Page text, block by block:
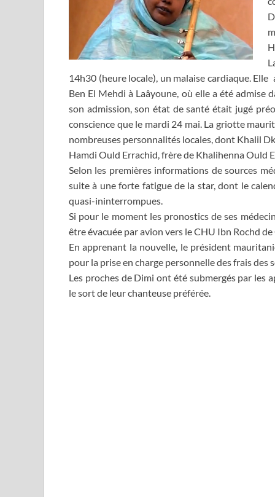
14h30 (heure locale), un malaise cardiaque.
Ben El Mehdi à Laâyoune, où elle a été admise
son admission, son état de santé était jugé
conscience que le mardi 24 mai. La griotte
nombreuses personnalités locales, dont Khalil
Hamdi Ould Errachid, frère de Khalihenna Ould
Selon les premières informations de sources
suite à une forte fatigue de la star, dont le
quasi-ininterrompues.
Si pour le moment les pronostics de ses
être évacuée par avion vers le CHU Ibn Rochd
En apprenant la nouvelle, le président
pour la prise en charge personnelle des frais des
Les proches de Dimi ont été submergés par les
le sort de leur chanteuse préférée.